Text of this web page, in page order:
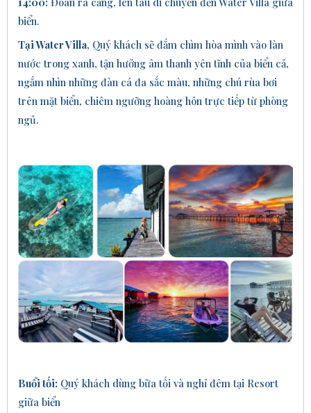
biển.
Tại Water Villa, Quý khách sẽ đắm chìm hòa mình vào làn
nước trong xanh, tận hưởng âm thanh yên tĩnh của biển cả,
ngắm nhìn những đàn cá đa sắc màu, những chú rùa bơi
trên mặt biển, chiêm ngưỡng hoàng hôn trực tiếp từ phòng
ngủ.
Buổi tối: Quý khách dùng bữa tối và nghỉ đêm tại Resort
giữa biển